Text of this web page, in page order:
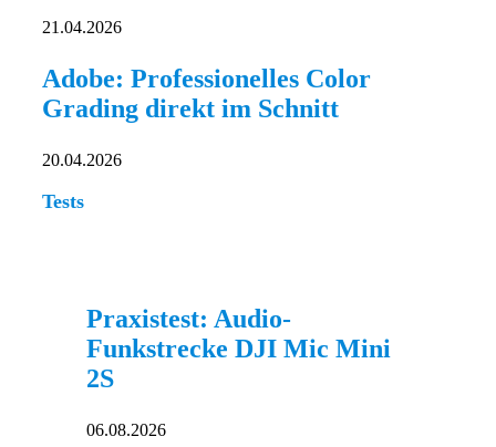
21.04.2026
Adobe: Professionelles Color
Grading direkt im Schnitt
20.04.2026
Tests
Praxistest: Audio-
Funkstrecke DJI Mic Mini
2S
06.08.2026